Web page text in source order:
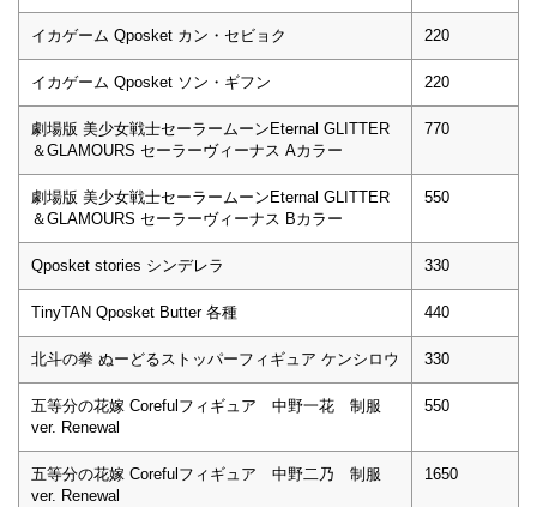
イカゲーム Qposket カン・セビョク 220
イカゲーム Qposket ソン・ギフン 220
劇場版 美少女戦士セーラームーンEternal GLITTER
＆GLAMOURS セーラーヴィーナス Aカラー
770
劇場版 美少女戦士セーラームーンEternal GLITTER
＆GLAMOURS セーラーヴィーナス Bカラー
550
Qposket stories シンデレラ 330
TinyTAN Qposket Butter 各種 440
北斗の拳 ぬーどるストッパーフィギュア ケンシロウ 330
五等分の花嫁 Corefulフィギュア 中野一花 制服
ver. Renewal
550
五等分の花嫁 Corefulフィギュア 中野二乃 制服
ver. Renewal
1650